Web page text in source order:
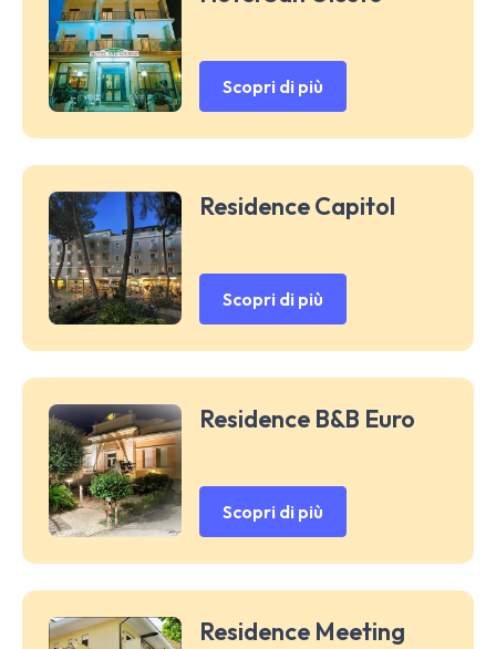
Scopri di più
Residence Capitol
Scopri di più
Residence B&B Euro
Scopri di più
Residence Meeting